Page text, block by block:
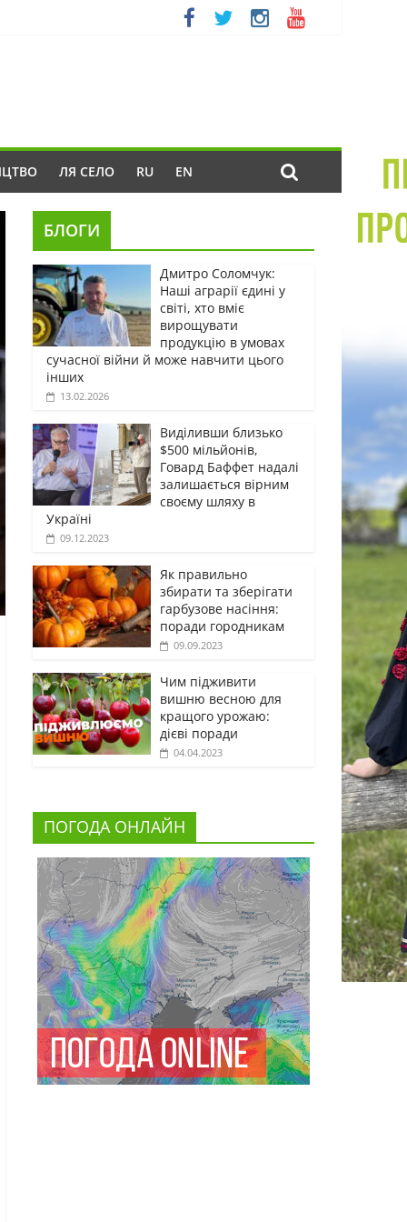
ЛЯ СЕЛО RU EN
БЛОГИ
Дмитро Соломчук:
Наші аграрії єдині у
світі, хто вміє
вирощувати
продукцію в умовах
сучасної війни й може навчити цього
інших
13.02.2026
Виділивши близько
$500 мільйонів,
Говард Баффет надалі
залишається вірним
своєму шляху в
Україні
09.12.2023
Як правильно
збирати та зберігати
гарбузове насіння:
поради городникам
09.09.2023
Чим підживити
вишню весною для
кращого урожаю:
дієві поради
04.04.2023
ПОГОДА ОНЛАЙН